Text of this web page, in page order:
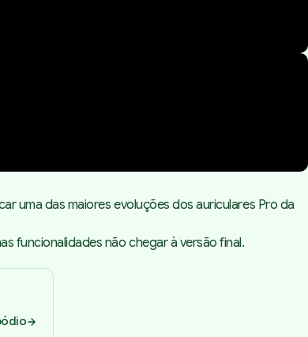
uma das maiores evoluções dos auriculares Pro da
funcionalidades não chegar à versão final.